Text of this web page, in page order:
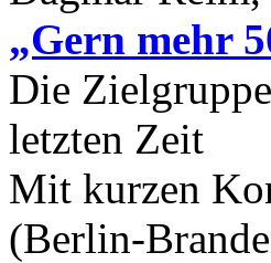
„Gern mehr
Die
letzten Zeit
Mit kurzen
(Berlin-